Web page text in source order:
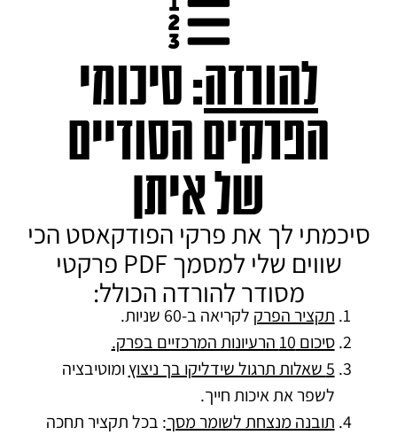
להורדה: סיכומי
הפרקים הסודיים
של איתן
סיכמתי לך את פרקי הפודקאסט הכי
שווים שלי למסמך PDF פרקטי
מסודר להורדה הכולל:
תקציר הפרק לקריאה ב-60 שניות.
סיכום 10 הרעיונות המרכזיים בפרק.
5 שאלות תרגול שידליקו בך ניצוץ
ומוטיבציה
לשפר את איכות חייך.
תובנה מנצחת לשומר מסך: בכל תקציר תחכה